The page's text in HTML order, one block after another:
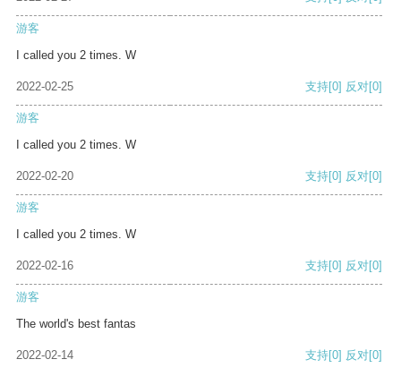
游客
I called you 2 times. W
2022-02-25 支持[0] 反对[0]
游客
I called you 2 times. W
2022-02-20 支持[0] 反对[0]
游客
I called you 2 times. W
2022-02-16 支持[0] 反对[0]
游客
The world's best fantas
2022-02-14 支持[0] 反对[0]